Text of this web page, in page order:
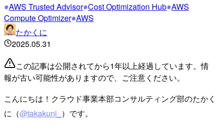
AWS Trusted Advisor Cost Optimization Hub AWS
Compute Optimizer AWS
たかくに
2025.05.31
この記事は公開されてから1年以上経過しています。情
報が古い可能性がありますので、ご注意ください。
こんにちは！クラウド事業本部コンサルティング部のたかく
に（@takakuni_ ）です。